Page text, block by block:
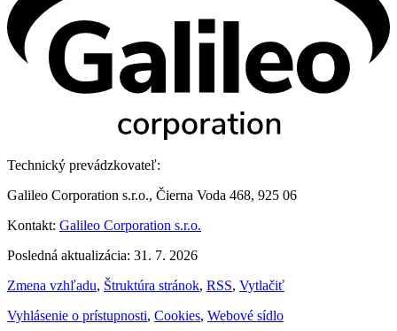
Technický prevádzkovateľ:
Galileo Corporation s.r.o., Čierna Voda 468, 925 06
Kontakt: Galileo Corporation s.r.o.
Posledná aktualizácia: 31. 7. 2026
Zmena vzhľadu, Štruktúra stránok, RSS, Vytlačiť
Vyhlásenie o prístupnosti, Cookies, Webové sídlo